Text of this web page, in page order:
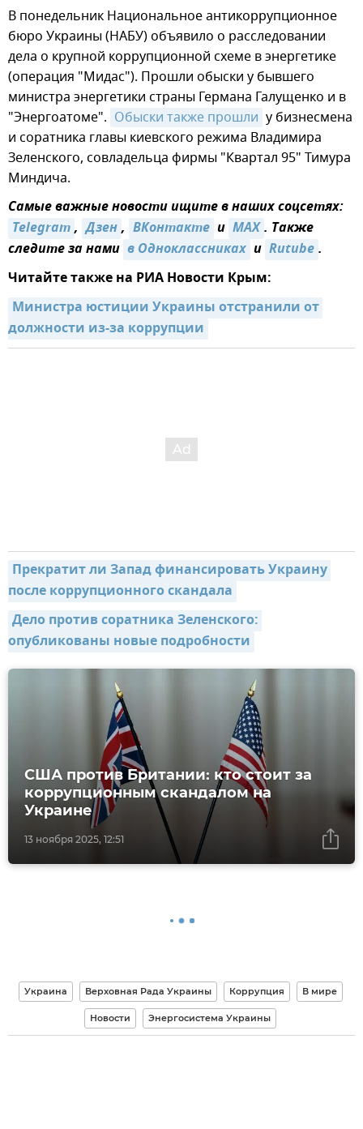
В понедельник Национальное антикоррупционное
бюро Украины (НАБУ) объявило о расследовании
дела о крупной коррупционной схеме в энергетике
(операция "Мидас"). Прошли обыски у бывшего
министра энергетики страны Германа Галущенко и в
"Энергоатоме". Обыски также прошли у бизнесмена
и соратника главы киевского режима Владимира
Зеленского, совладельца фирмы "Квартал 95" Тимура
Миндича.
Самые важные новости ищите в наших соцсетях:
Telegram, Дзен, ВКонтакте и MAX. Также
следите за нами в Одноклассниках и Rutube.
Читайте также на РИА Новости Крым:
Министра юстиции Украины отстранили от
должности из-за коррупции
Прекратит ли Запад финансировать Украину
после коррупционного скандала
Дело против соратника Зеленского:
опубликованы новые подробности
13 ноября 2025, 12:51
США против Британии: кто стоит за
коррупционным скандалом на
Украине
Украина Верховная Рада Украины Коррупция В мире
Новости Энергосистема Украины